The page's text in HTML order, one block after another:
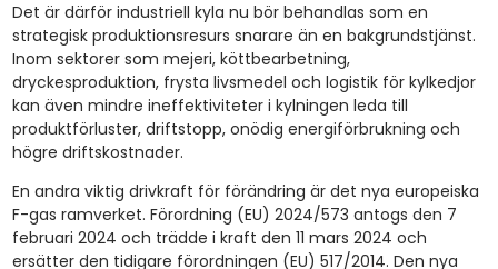
Det är därför industriell kyla nu bör behandlas som en
strategisk produktionsresurs snarare än en bakgrundstjänst.
Inom sektorer som mejeri, köttbearbetning,
dryckesproduktion, frysta livsmedel och logistik för kylkedjor
kan även mindre ineffektiviteter i kylningen leda till
produktförluster, driftstopp, onödig energiförbrukning och
högre driftskostnader.
En andra viktig drivkraft för förändring är det nya europeiska
F-gas ramverket. Förordning (EU) 2024/573 antogs den 7
februari 2024 och trädde i kraft den 11 mars 2024 och
ersätter den tidigare förordningen (EU) 517/2014. Den nya